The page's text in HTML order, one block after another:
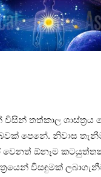
විසින් තත්කාල
පෙනේ. නිවාස
වෙනත් ඕනෑම
විසඳුමක්‌